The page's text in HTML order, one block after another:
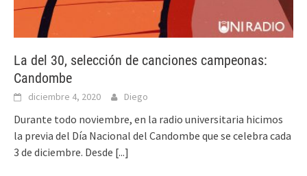
La del 30, selección de canciones campeonas:
Candombe
diciembre 4, 2020 Diego
Durante todo noviembre, en la radio universitaria hicimos
la previa del Día Nacional del Candombe que se celebra cada
3 de diciembre. Desde [...]